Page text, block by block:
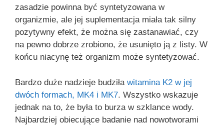
zasadzie powinna być syntetyzowana w
organizmie, ale jej suplementacja miała tak silny
pozytywny efekt, że można się zastanawiać, czy
na pewno dobrze zrobiono, że usunięto ją z listy. W
końcu niacynę też organizm może syntetyzować.
Bardzo duże nadzieje budziła witamina K2 w jej
dwóch formach, MK4 i MK7. Wszystko wskazuje
jednak na to, że była to burza w szklance wody.
Najbardziej obiecujące badanie nad nowotworami